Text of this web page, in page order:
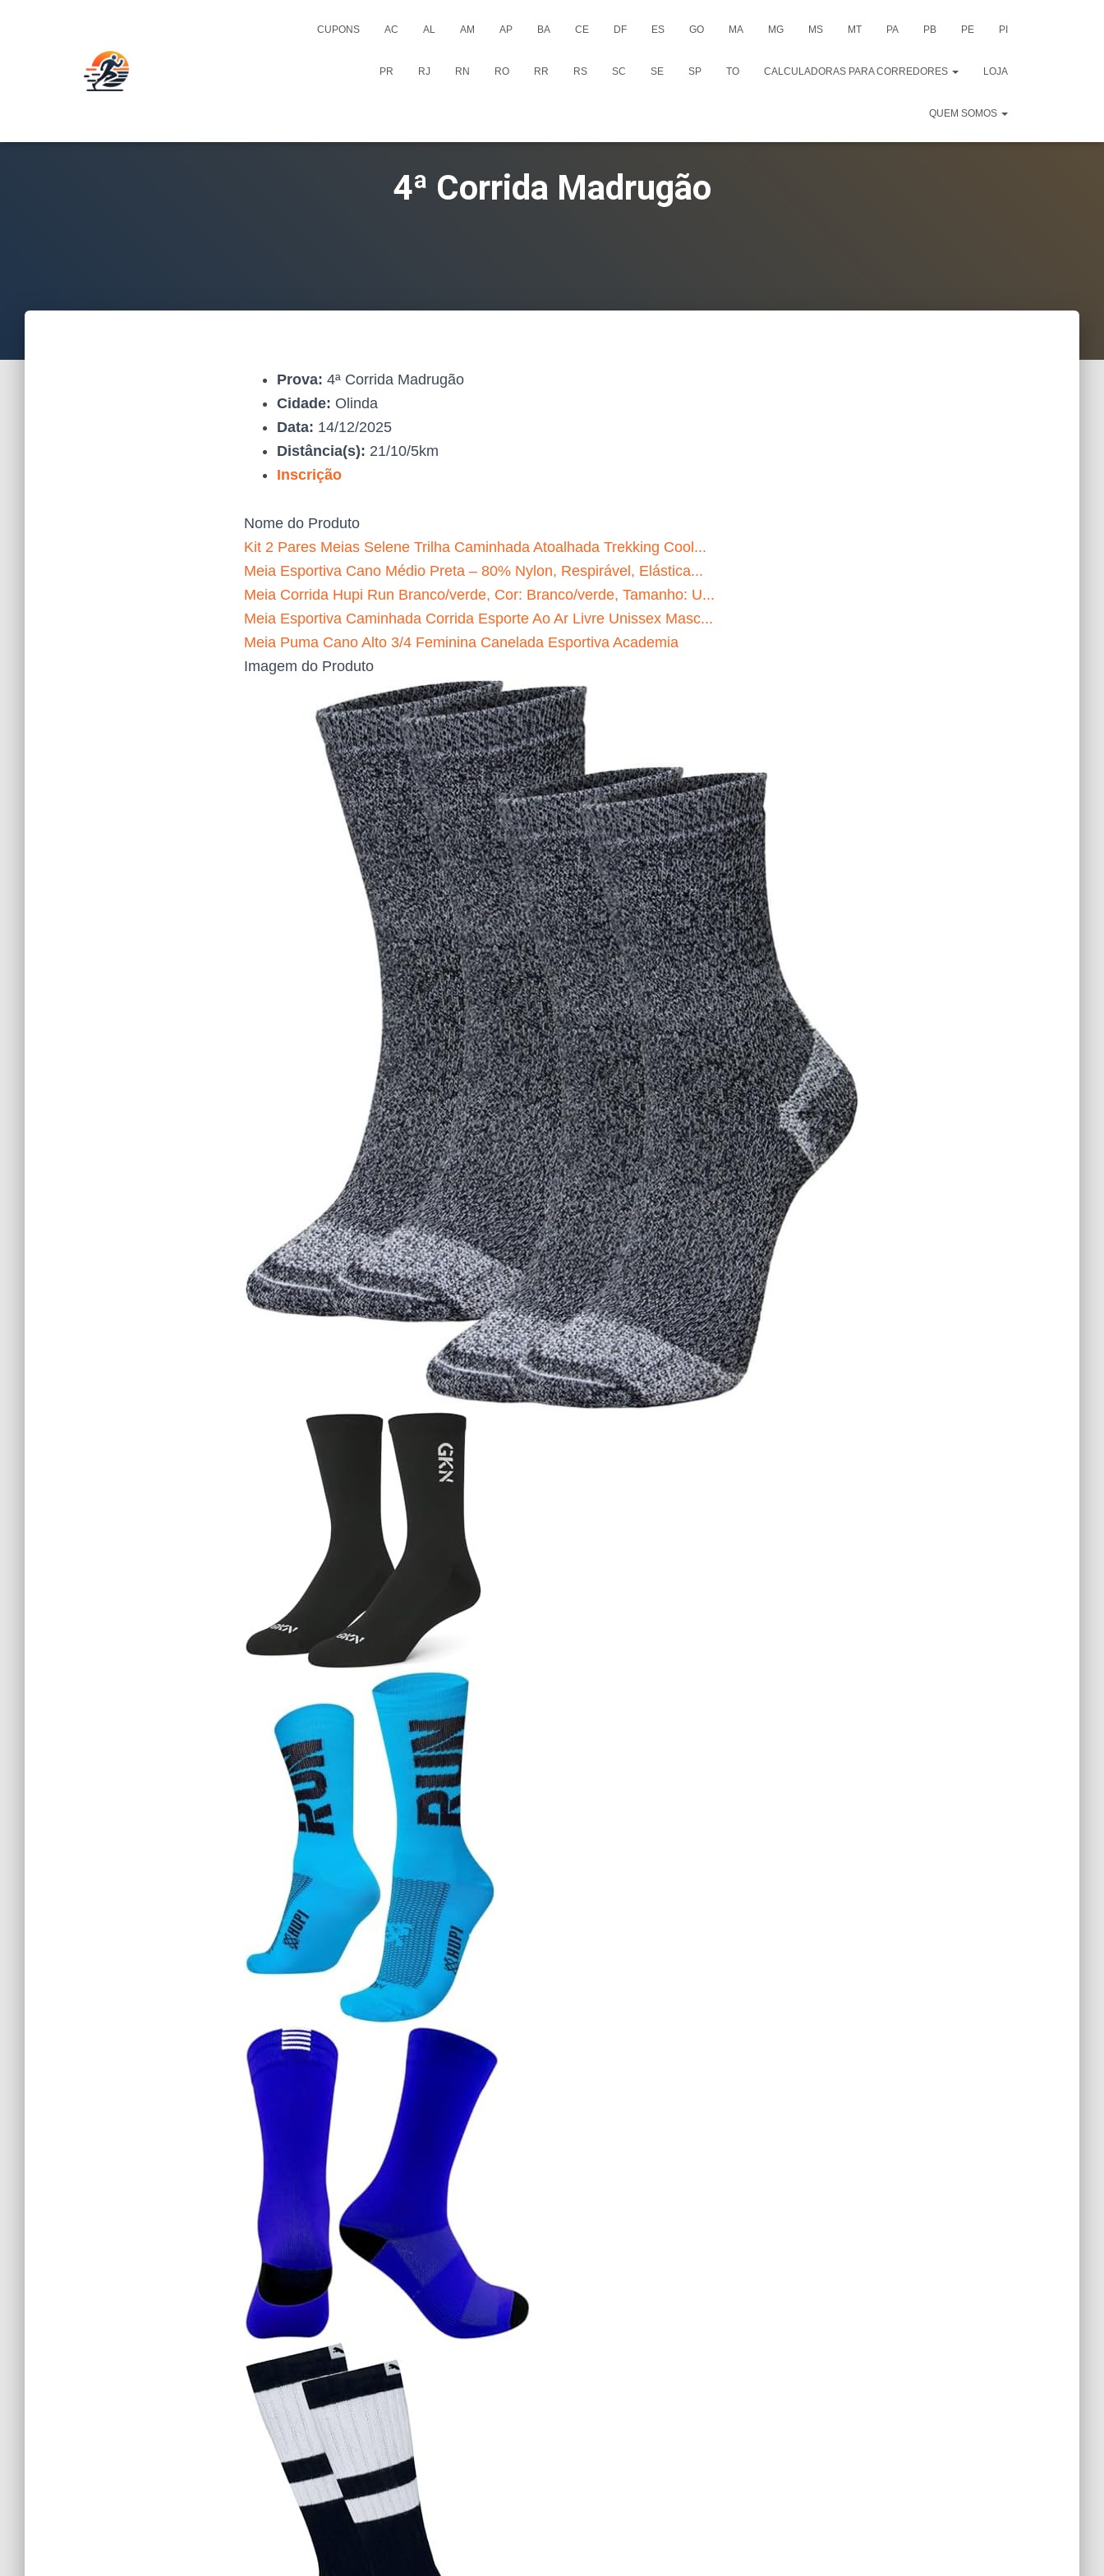
CUPONS AC AL AM AP BA CE DF ES GO MA MG MS MT PA PB PE PI
PR RJ RN RO RR RS SC SE SP TO CALCULADORAS PARA CORREDORES LOJA
QUEM SOMOS
4ª Corrida Madrugão
Prova: 4ª Corrida Madrugão
Cidade: Olinda
Data: 14/12/2025
Distância(s): 21/10/5km
Inscrição
Nome do Produto
Kit 2 Pares Meias Selene Trilha Caminhada Atoalhada Trekking Cool...
Meia Esportiva Cano Médio Preta – 80% Nylon, Respirável, Elástica...
Meia Corrida Hupi Run Branco/verde, Cor: Branco/verde, Tamanho: U...
Meia Esportiva Caminhada Corrida Esporte Ao Ar Livre Unissex Masc...
Meia Puma Cano Alto 3/4 Feminina Canelada Esportiva Academia
Imagem do Produto